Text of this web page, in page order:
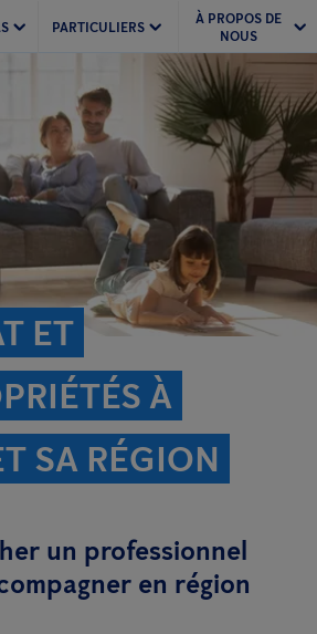
PARTICULIERS
À PROPOS DE
NOUS
ET
À
SA RÉGION
un professionnel
en région